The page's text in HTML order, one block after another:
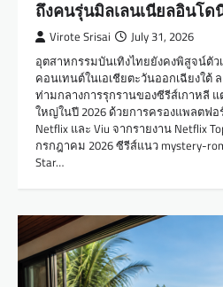
ถึงคนรุ่นมิลเลนเนียลอินโด
Virote Srisai July 31, 2026
อุตสาหกรรมบันเทิงไทยยังคงพิสูจน์ตั
คอนเทนต์ในเอเชียตะวันออกเฉียงใต้
ท่ามกลางการรุกรานของซีรีส์เกาหลี แ
ใหญ่ในปี 2026 ด้วยการครองแพลตฟอ
Netflix และ Viu จากรายงาน Netflix
กรกฎาคม 2026 ซีรีส์แนว mystery-
Star…